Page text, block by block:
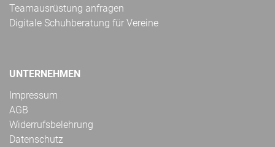
Teamausrüstung anfragen
Digitale Schuhberatung für Vereine
UNTERNEHMEN
Impressum
AGB
Widerrufsbelehrung
Datenschutz